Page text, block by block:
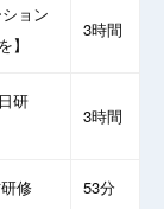
ョン
】
3時間
研
3時間
修 53分